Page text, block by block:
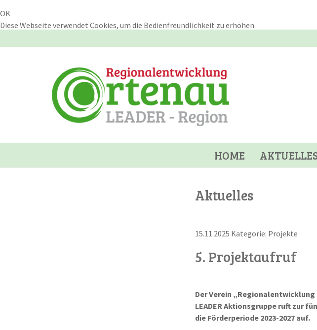
OK
Diese Webseite verwendet Cookies, um die Bedienfreundlichkeit zu erhöhen.
to
HOME
Aktuelles
15.11.2025 Kategorie: Projekte
5. Projektaufruf
Der Verein „Regionalentwicklung
LEADER Aktionsgruppe ruft zur
die Förderperiode 2023-2027 auf.